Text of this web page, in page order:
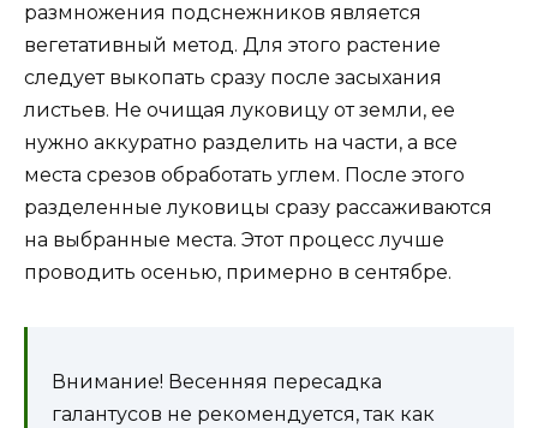
размножения подснежников является
вегетативный метод. Для этого растение
следует выкопать сразу после засыхания
листьев. Не очищая луковицу от земли, ее
нужно аккуратно разделить на части, а все
места срезов обработать углем. После этого
разделенные луковицы сразу рассаживаются
на выбранные места. Этот процесс лучше
проводить осенью, примерно в сентябре.
Внимание! Весенняя пересадка
галантусов не рекомендуется, так как